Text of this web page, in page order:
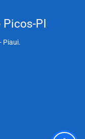
PI
Piaui.